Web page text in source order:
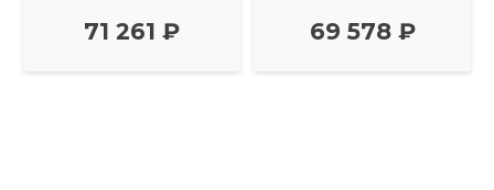
71 261 ₽ 69 578 ₽